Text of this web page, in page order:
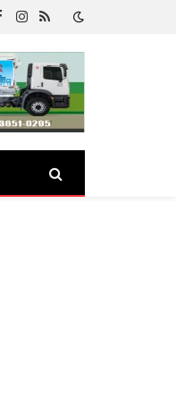
Instagram
RSS